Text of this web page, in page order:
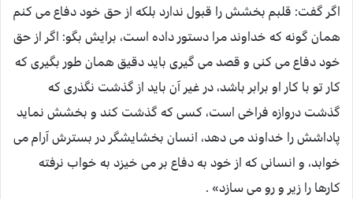
اگر گفت: قلبم بخشش را قبول ندارد بلکه از حق خود دفاع می کنم
همان گونه که خداوند مرا دستور داده است، برایش بگو: اگر از حق
خود دفاع می کنی و قصد می گیری باید دقیق همان طور بگیری که
کار تو با کار او برابر باشد، در غیر آن باید از گذشت نگذری که
گذشت دروازه فراخی است، کسی که گذشت کند و بخشش نماید
پاداشش را خداوند می دهد، انسان بخشایشگر در بسترش آرام می
خوابد، و انسانی که از خود به دفاع بر می خیزد به خواب نرفته
کارها را زیر و رو می سازد» .